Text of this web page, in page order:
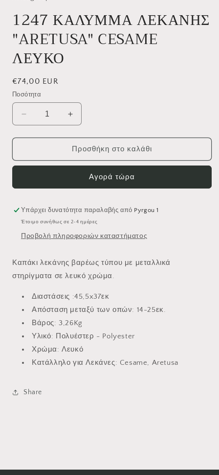
1247 ΚΑΛΥΜΜΑ ΛΕΚΑΝΗΣ
"ARETUSA" CESAME
ΛΕΥΚΟ
Κανονική
τιμή
€74,00 EUR
Ποσότητα
Μείωση
ποσότητας
για
ΚΑΛΥΜΜΑ
&quot;ARETUSA&quot;
CESAME
Αύξηση
ποσότητας
για
1247
ΚΑΛΥΜΜΑ
&quot;ARETUSA&quot;
CESAME
Προσθήκη στο καλάθι
Αγορά τώρα
Υπάρχει δυνατότητα παραλαβής από Pyrgou 1
Έτοιμο συνήθως σε 2-4 ημέρες
Προβολή πληροφοριών καταστήματος
Καπάκι λεκάνης βαρέως τύπου με μεταλλικά
στηρίγματα σε λευκό χρώμα.
Διαστάσεις :45,5x37εκ
Απόσταση μεταξύ των οπών: 14-25εκ.
Βάρος: 3,26Kg
Υλικό: Πολυέστερ - Polyester
Χρώμα: Λευκό
Κατάλληλο για Λεκάνες: Cesame, Aretusa
Share